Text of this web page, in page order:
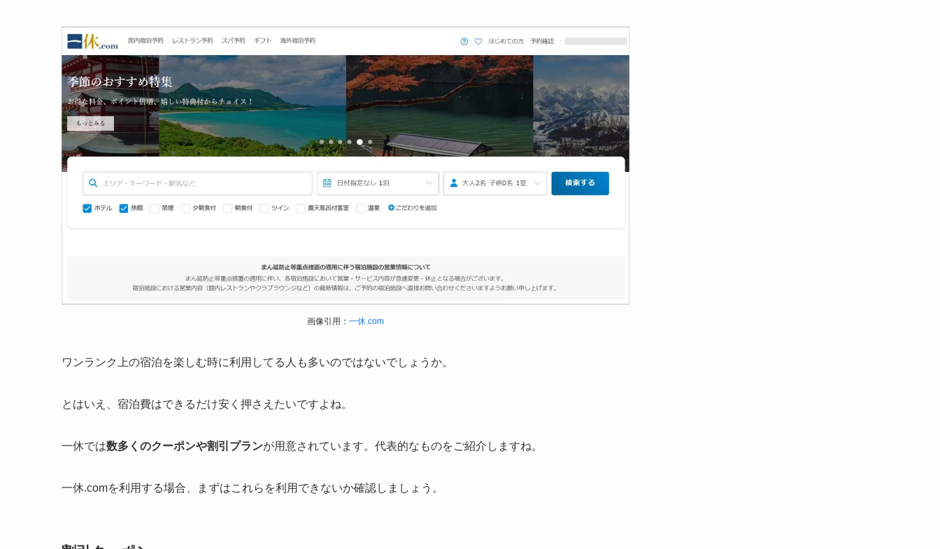
画像引用： 一休.com
ワンランク上の宿泊を楽しむ時に利用してる人も多いのではないでしょうか。
とはいえ、宿泊費はできるだけ安く押さえたいですよね。
一休では数多くのクーポンや割引プランが用意されています。代表的なものをご紹介しますね。
一休.comを利用する場合、まずはこれらを利用できないか確認しましょう。